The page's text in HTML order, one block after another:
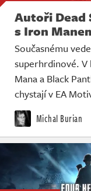
Autoři Dead
s Iron
Současnému
superhrdinové.
Mana a Black
chystají v EA
Michal Burian